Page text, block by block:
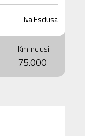
Iva Esclusa
Km Inclusi
75.000